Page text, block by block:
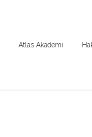
Atlas Akademi